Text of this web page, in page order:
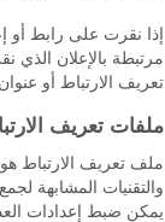
إذا نقرت على رابط أو
مرتبطة بالإعلان
تعريف الارتباط أو عنوان IP الخاص بك.
ملفات تعريف
ملف تعريف الارتباط
والتقنيات المشابهة
يمكن ضبط إعدادات